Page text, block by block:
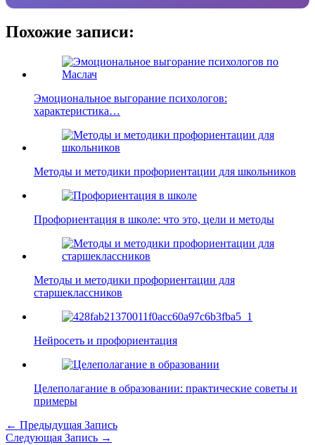
Похожие записи:
Эмоциональное выгорание психологов:
характеристика…
Методы и методики профориентации для школьников
Профориентация в школе: что это, цели и методы
Методы и методики профориентации для
старшеклассников
Нейросеть и профориентация
Целеполагание в образовании: практические советы и
примеры
← Предыдущая Запись
Следующая Запись →